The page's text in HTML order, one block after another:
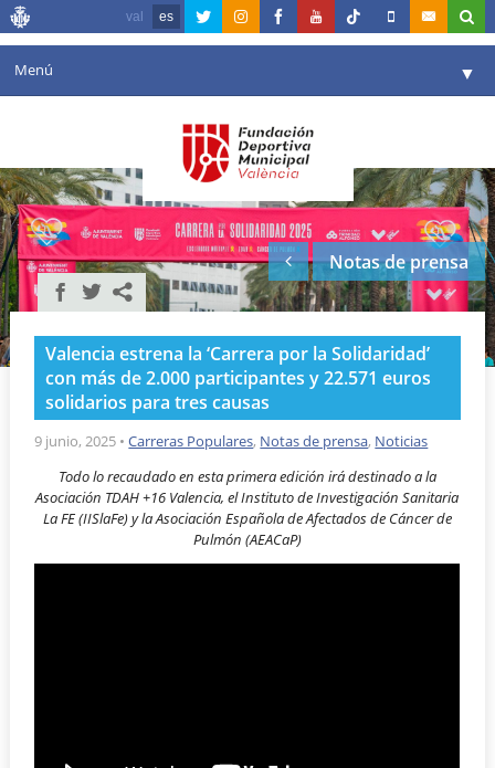
val es
Menú ▼
Agenda
Instalaciones ▼
Comunicación ▼
Valencia en deporte
Portal de Transparencia
Reservas
Notas de prensa
Valencia estrena la ‘Carrera por la Solidaridad’
con más de 2.000 participantes y 22.571 euros
solidarios para tres causas
9 junio, 2025 •Carreras Populares, Notas de prensa, Noticias
Todo lo recaudado en esta primera edición irá destinado a la
Asociación TDAH +16 Valencia, el Instituto de Investigación Sanitaria
La FE (IISlaFe) y la Asociación Española de Afectados de Cáncer de
Pulmón (AEACaP)